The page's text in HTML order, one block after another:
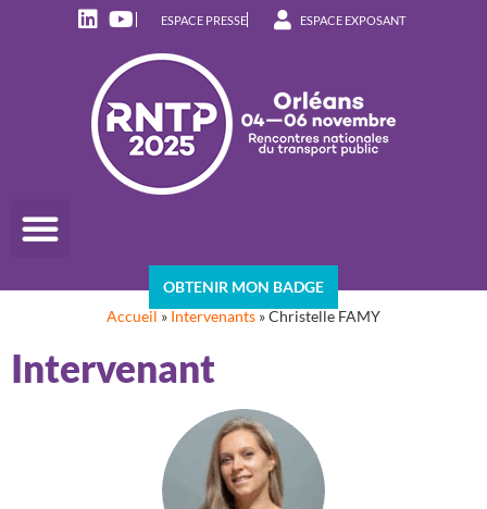
ESPACE PRESSE ESPACE EXPOSANT
OBTENIR MON BADGE
Accueil » Intervenants »Christelle FAMY
Intervenant